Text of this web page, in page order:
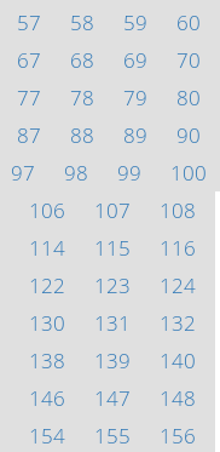
57 58 59
60
67 68 69
70
77 78 79
80
87 88 89
90
97 98 99
100
106 107
108
114 115
116
122 123
124
130 131
132
138 139
140
146 147
148
154 155
156